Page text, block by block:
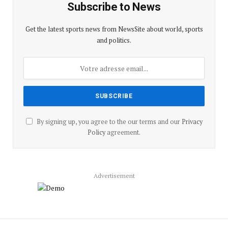
Subscribe to News
Get the latest sports news from NewsSite about world, sports
and politics.
By signing up, you agree to the our terms and our Privacy
Policyagreement.
Advertisement